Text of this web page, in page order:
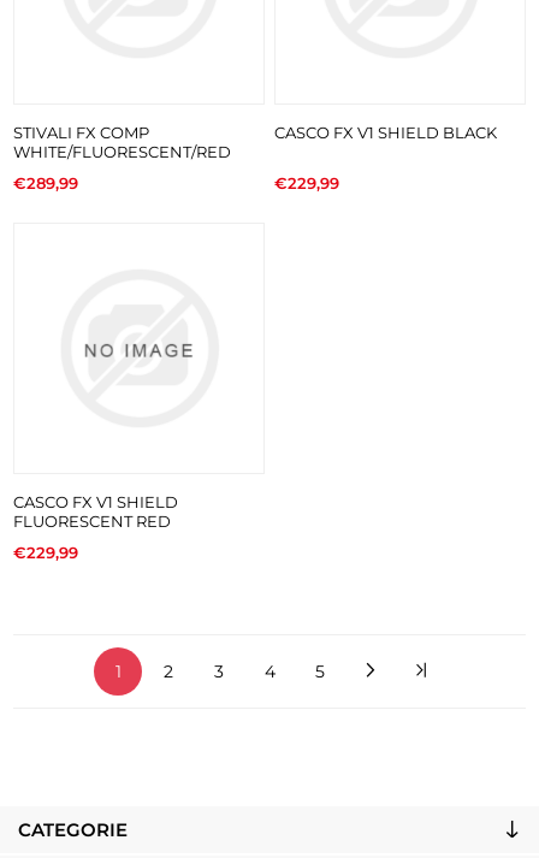
CATEGORIE
STIVALI FX COMP
WHITE/FLUORESCENT/RED
€289,99
CASCO FX V1 SHIELD BLACK
€229,99
CASCO FX V1 SHIELD
FLUORESCENT RED
€229,99
1 2 3 4 5